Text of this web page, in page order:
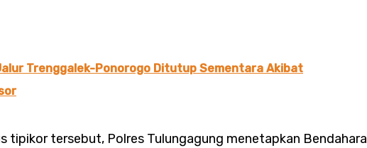
Trenggalek-Ponorogo Ditutup Sementara Akibat
tipikor tersebut, Polres Tulungagung menetapkan Bendahara